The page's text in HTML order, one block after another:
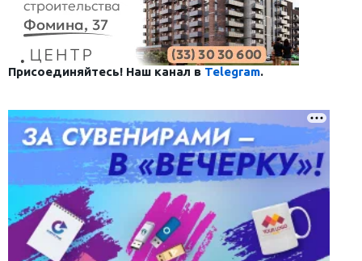
Присоединяйтесь! Наш канал в Telegram.